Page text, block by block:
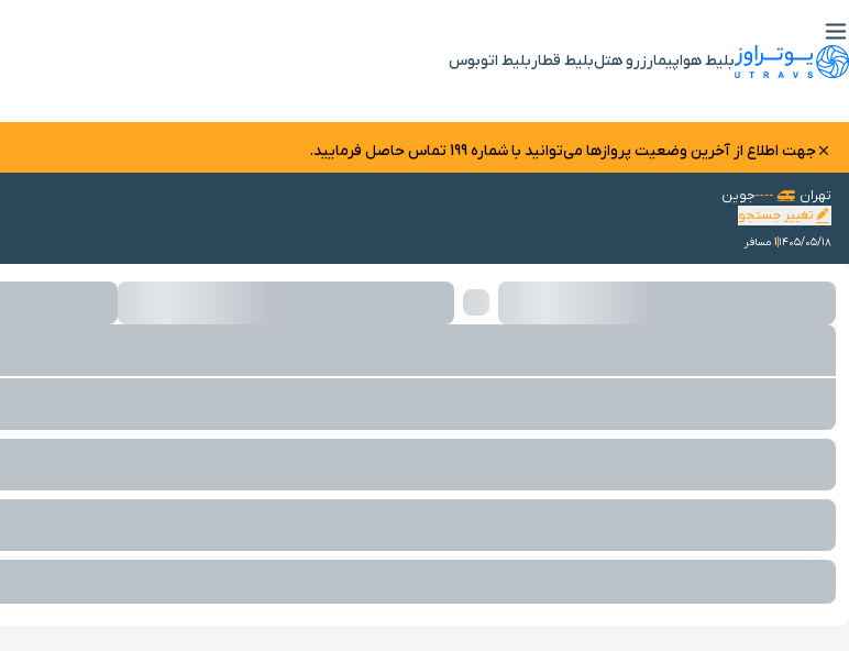
بلیط هواپیمارزرو هتلبلیط قطار بلیط اتوبوس
جهت اطلاع از آخرین وضعیت پرواز‌ها می‌توانید با شماره 199 تماس حاصل فرمایید.
تهران
جوین
تغییر جستجو
۱۴۰۵/۰۵/۱۸1 مسافر